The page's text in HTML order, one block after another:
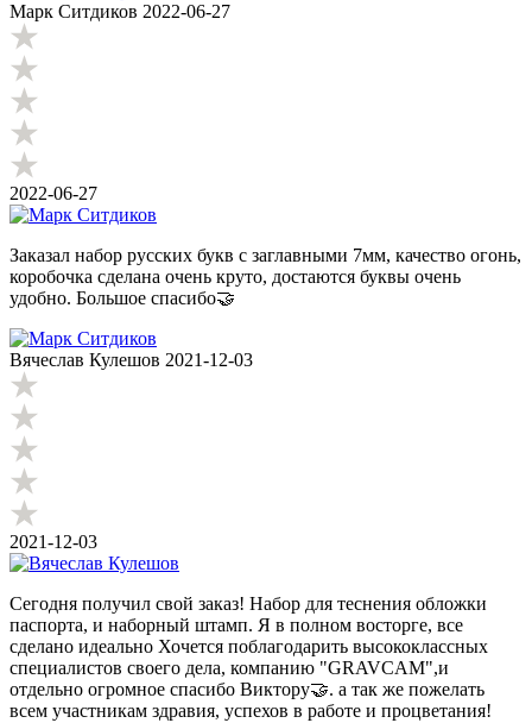
Марк Ситдиков 2022-06-27
2022-06-27
Заказал набор русских букв с заглавными 7мм, качество огонь,
коробочка сделана очень круто, достаются буквы очень
удобно. Большое спасибо🤝
Вячеслав Кулешов 2021-12-03
2021-12-03
Сегодня получил свой заказ! Набор для теснения обложки
паспорта, и наборный штамп. Я в полном восторге, все
сделано идеально Хочется поблагодарить высококлассных
специалистов своего дела, компанию "GRAVCAM",и
отдельно огромное спасибо Виктору🤝. а так же пожелать
всем участникам здравия, успехов в работе и процветания!